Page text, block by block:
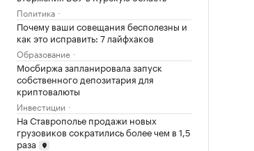
Политика
Почему ваши совещания бесполезны и
как это исправить: 7 лайфхаков
Образование
Мосбиржа запланировала запуск
собственного депозитария для
криптовалюты
Инвестиции
На Ставрополье продажи новых
грузовиков сократились более чем в 1,5
раза